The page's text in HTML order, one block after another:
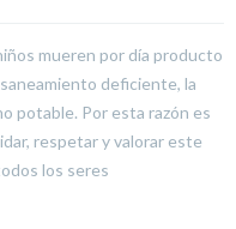
mueren por día producto
deficiente, la
potable. Por esta razón es
respetar y valorar este
los seres